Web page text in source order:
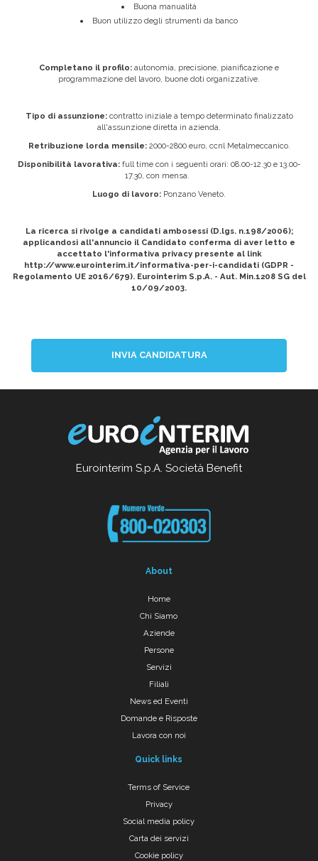
Buona manualità
Buon utilizzo degli strumenti da banco
Completano il profilo: autonomia, precisione, pianificazione e
programmazione del lavoro, buone doti organizzative.
Tipo di assunzione:contratto iniziale a tempo determinato finalizzato
all'assunzione diretta in azienda.
Retribuzione lorda mensile:2000-2800 euro, ccnl Metalmeccanico.
Disponibilità lavorativa:full time con i seguenti orari: 08.00-12.30 e 13.00-
17.30, con mensa.
Luogo di lavoro: Ponzano Veneto.
La ricerca si rivolge a candidati ambosessi (D.lgs. n.198/2006);
applicandosi all'annuncio il Candidato conferma di aver letto e
accettato l'informativa privacy presente al link
http://www.eurointerim.it/informativa-per-i-candidati (GDPR -
Regolamento UE 2016/679). Eurointerim S.p.A. - Aut. Min.1208 SG del
10/09/2003.
INVIA CANDIDATURA
Eurointerim S.p.A. Società Benefit
About
Home
Chi Siamo
Aziende
Persone
Servizi
Filiali
News ed Eventi
Domande e Risposte
Lavora con noi
Quick links
Terms of Service
Privacy
Social media policy
Carta dei servizi
Cookie policy